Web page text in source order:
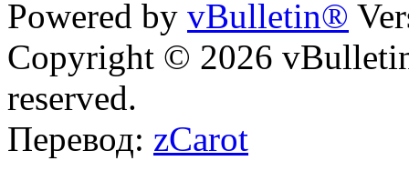
Powered by vBulletin®
Copyright © 2026
reserved.
Перевод: zCarot